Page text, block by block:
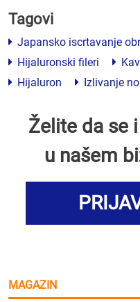
Tagovi
Japansko iscrtavanje
Hijaluronski fileri
Hijaluron
Izlivanje
Želite da se
u našem
MAGAZIN